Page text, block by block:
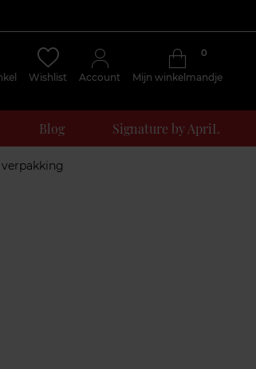
Wishlist Account Mijn winkelmandje
0
Blog Signature by ApriL